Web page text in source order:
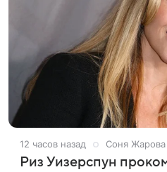
12 часов назад Соня Жарова
Риз Уизерспун